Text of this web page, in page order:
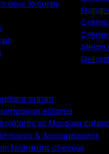
pour le corps
Sérum
Gel
enfant
enfants
et Masques
& Assouplissants
hydratant cheveux